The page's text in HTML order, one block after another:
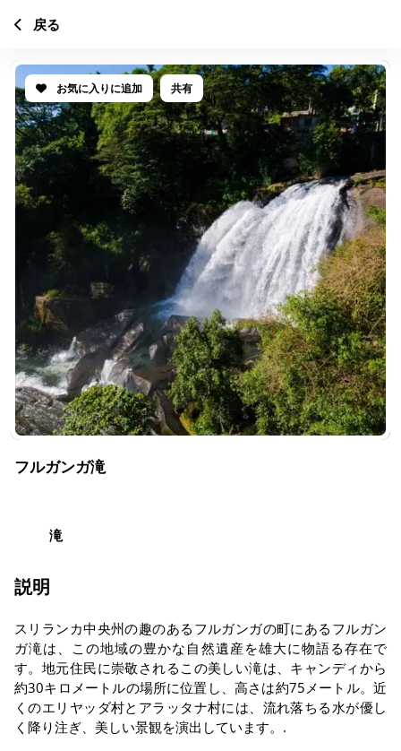
お気に入りに追加 共有
フルガンガ滝
滝
説明
スリランカ中央州の趣のあるフルガンガの町にあるフルガン
ガ滝は、この地域の豊かな自然遺産を雄大に物語る存在で
す。地元住民に崇敬されるこの美しい滝は、キャンディから
約30キロメートルの場所に位置し、高さは約75メートル。近
くのエリヤッダ村とアラッタナ村には、流れ落ちる水が優し
く降り注ぎ、美しい景観を演出しています。.
戻る